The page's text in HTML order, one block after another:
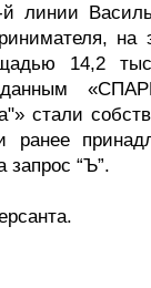
линии
на
14,2
стали
запрос “Ъ”.